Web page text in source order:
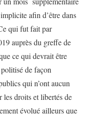
afin d’être dans
qui fut fait par
auprès du greffe de
ce qui devrait être
politisé de façon
qui n’ont aucun
les droits et libertés de
évolué ailleurs que